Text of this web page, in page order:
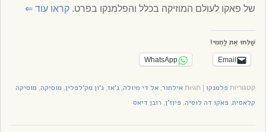
של פאקו לעולם המוזיקה בכלל והפלמנקו בפרט.קראו עוד⇐
שַׁלְּחוּ אֶת לַחְמִי!
Email
WhatsApp
קטגוריות פלמנקו |תגיותאילתור,אל די מיולה,ג'אז,ג'ון מק'לפלין, מוסיקה, מוסיקה
קלאסית, פאקו דה לוסיה, פיוז'ן, רובן דיאס